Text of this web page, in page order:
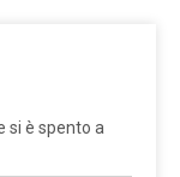
si è spento a